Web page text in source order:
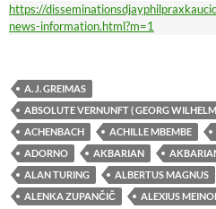
https://
news-information.html?m=1
A. J. GREIMAS
ABSOLUTE VERNUNFT ( GEORG
ACHENBACH
ACHILLE MBEMBE
ADORNO
AKBARIAN
ALAN TURING
ALBERTUS MAGNUS
ALENKA ZUPANČIČ
ALEXIUS